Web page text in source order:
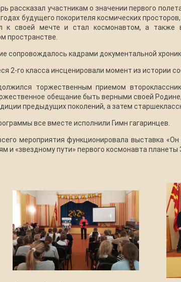
рассказал участникам о значении первого
будущего покорителя космических
к своей мечте и стал космонавтом, а также
пространстве.
сопровождалось кадрами документальной
2-го класса инсценировали момент из истории
торжественным приемом
обещание быть верными своей
предыдущих поколений, а затем
все вместе исполнили Гимн гагаринцев.
мероприятия функционировала выставка
и «звездному пути» первого космонавта планеты